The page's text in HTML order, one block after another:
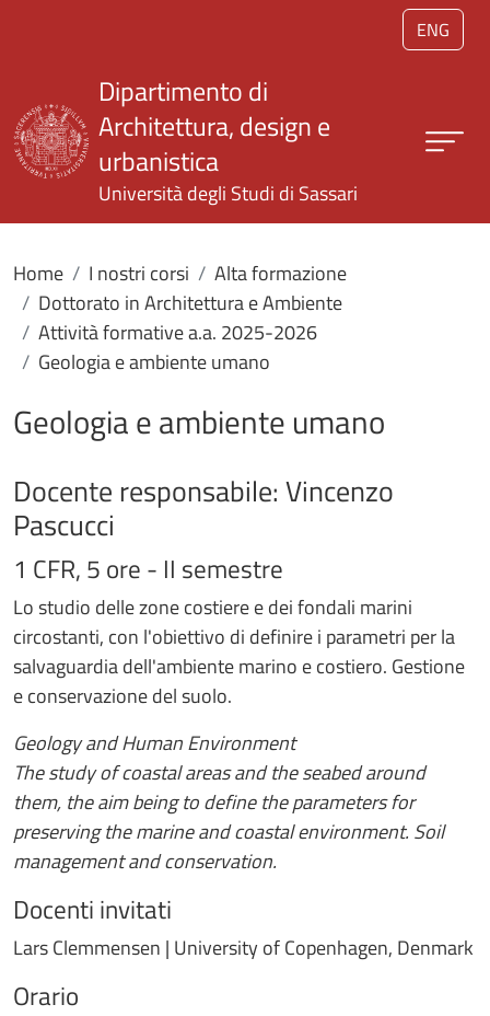
Salta al contenuto principale
ENG
Dipartimento di
Architettura, design e
urbanistica
Università degli Studi di Sassari
Home I nostri corsi
Alta formazione
Dottorato in Architettura e Ambiente
Attività formative a.a. 2025-2026
Geologia e ambiente umano
Geologia e ambiente umano
Docente responsabile: Vincenzo
Pascucci
1 CFR, 5 ore - II semestre
Lo studio delle zone costiere e dei fondali marini
circostanti, con l'obiettivo di definire i parametri per la
salvaguardia dell'ambiente marino e costiero. Gestione
e conservazione del suolo.
Geology and Human Environment
The study of coastal areas and the seabed around
them, the aim being to define the parameters for
preserving the marine and coastal environment. Soil
management and conservation.
Docenti invitati
Lars Clemmensen | University of Copenhagen, Denmark
Orario